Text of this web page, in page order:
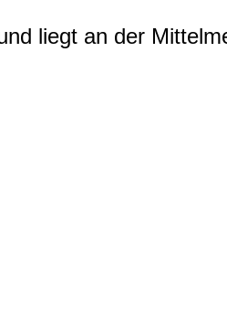
liegt an der